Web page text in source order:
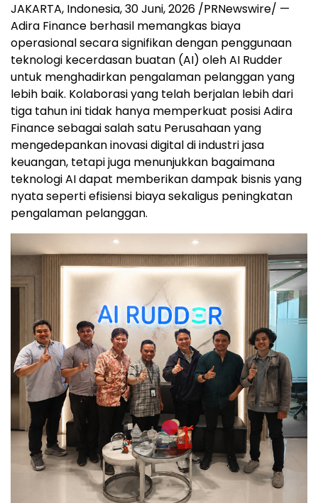
JAKARTA, Indonesia,30 Juni, 2026 /PRNewswire/ —
Adira Finance berhasil memangkas biaya
operasional secara signifikan dengan penggunaan
teknologi kecerdasan buatan (AI) oleh AI Rudder
untuk menghadirkan pengalaman pelanggan yang
lebih baik. Kolaborasi yang telah berjalan lebih dari
tiga tahun ini tidak hanya memperkuat posisi Adira
Finance sebagai salah satu Perusahaan yang
mengedepankan inovasi digital di industri jasa
keuangan, tetapi juga menunjukkan bagaimana
teknologi AI dapat memberikan dampak bisnis yang
nyata seperti efisiensi biaya sekaligus peningkatan
pengalaman pelanggan.